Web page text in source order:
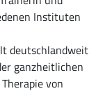
Instituten
deutschlandweit
ganzheitlichen
von